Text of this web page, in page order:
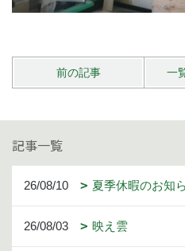
前の記事 一
記事一覧
26/08/10 夏季休暇のお知
26/08/03 映え雲